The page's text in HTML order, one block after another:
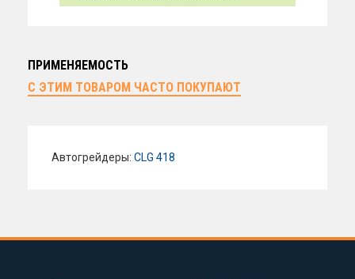
ПРИМЕНЯЕМОСТЬ
С ЭТИМ ТОВАРОМ ЧАСТО ПОКУПАЮТ
Автогрейдеры: CLG 418